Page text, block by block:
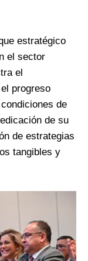
estratégico
el sector
el
progreso
de
de su
de estrategias
tangibles y